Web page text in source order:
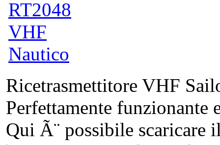
Ricetrasmettitore VHF
Perfettamente
Qui Ã¨ possibile scaricare